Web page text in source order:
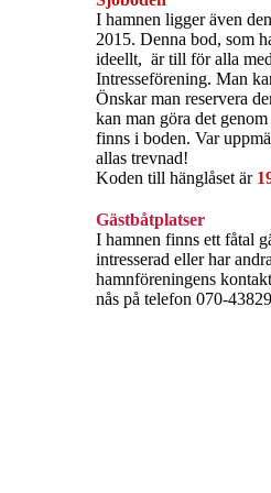
I hamnen ligger även
2015. Denna bod, som
ideellt, är till för alla
Intresseförening. Man
Önskar man reservera
kan man göra det
finns i boden. Var
allas trevnad!
Koden till hänglåset är
Gästbåtplatser
I hamnen finns ett fåtal
intresserad eller har
hamnföreningens
nås på telefon 070-